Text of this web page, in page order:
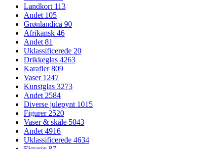
Landkort 113
Andet 105
Grønlandica 90
Afrikansk 46
Andet81
Uklassificerede 20
Drikkeglas 4263
Karafler809
Vaser 1247
Kunstglas 3273
Andet2584
Diverse julepynt 1015
Figurer2520
Vaser & skåle 5043
Andet4916
Uklassificerede 4634